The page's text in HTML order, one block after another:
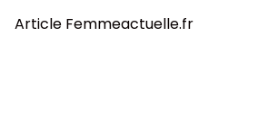
Article Femmeactuelle.fr